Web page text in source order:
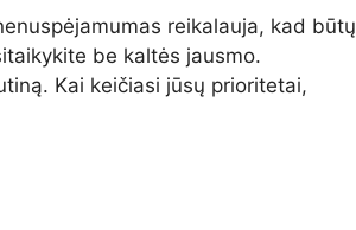
reikalauja, kad būtų
be kaltės jausmo.
Kai keičiasi jūsų prioritetai,